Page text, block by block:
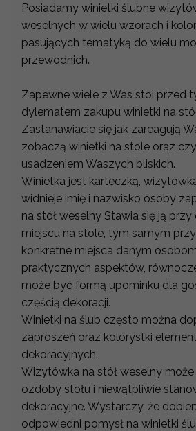
Posiadamy winietki ślubne
weselnych w wielu wzorach i
pasujących tematyką do wielu
przewodnich.
Zapewne wiele z Was stoi przed
dylematem zakupu winietki na
Zastanawiacie się jak zareagują
zobaczą winietki na stole oraz
usadzeniem Waszych bliskich.
Winietka jest karteczką,
widnieje imię i nazwisko osoby
na stół weselny Stawia się ją
miejscu na stole, tym samym
konkretne miejsca danym
praktycznych aspektów,
może być formą upominku dla
częścią dekoracji.
Winietki na ślub często można
zaproszeń oraz kolorystki
dekoracyjnych.
Wizytówka na stół weselny
ozdoby stołu i niewątpliwie
dekoracyjne. Wystarczy, że
odpowiedni pomysł na winietki